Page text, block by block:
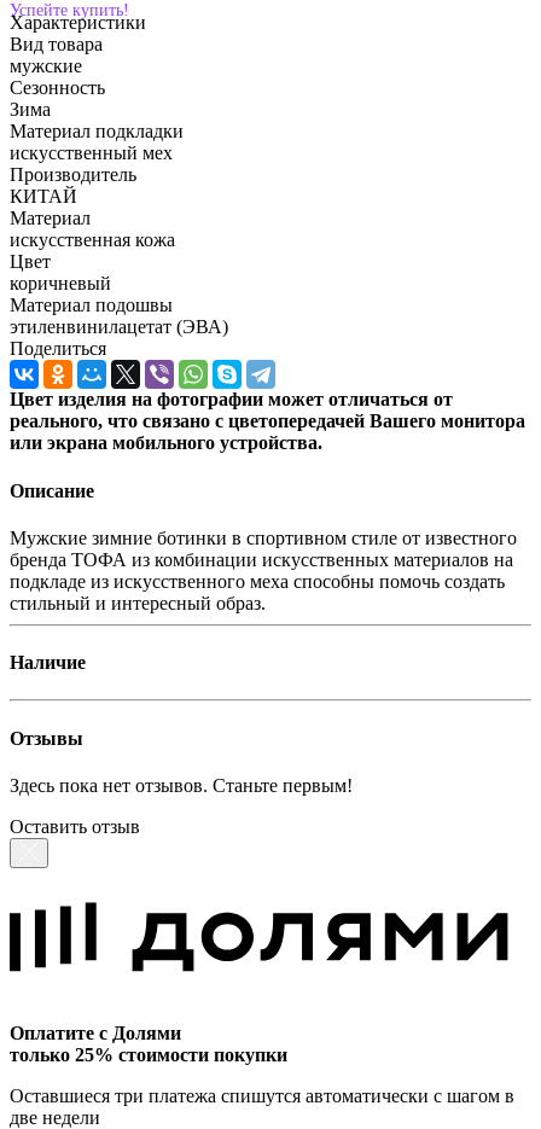
Успейте купить!
Характеристики
Вид товара
мужские
Сезонность
Зима
Материал подкладки
искусственный мех
Производитель
КИТАЙ
Материал
искусственная кожа
Цвет
коричневый
Материал подошвы
этиленвинилацетат (ЭВА)
Поделиться
Цвет изделия на фотографии может отличаться от
реального, что связано с цветопередачей Вашего монитора
или экрана мобильного устройства.
Описание
Мужские зимние ботинки в спортивном стиле от известного
бренда ТОФА из комбинации искусственных материалов на
подкладе из искусственного меха способны помочь создать
стильный и интересный образ.
Наличие
Отзывы
Здесь пока нет отзывов. Станьте первым!
Оставить отзыв
Оплатите с Долями
только 25% стоимости покупки
Оставшиеся три платежа спишутся автоматически с шагом в
две недели